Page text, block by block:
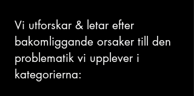
Vi utforskar & letar efter
bakomliggande orsaker till den
problematik vi upplever i
kategorierna: